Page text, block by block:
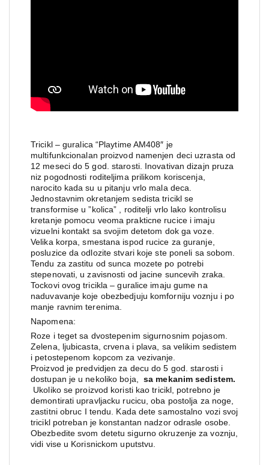
Tricikl – guralica “Playtime AM408″ je
multifunkcionalan proizvod namenjen deci uzrasta od
12 meseci do 5 god. starosti. Inovativan dizajn pruza
niz pogodnosti roditeljima prilikom koriscenja,
narocito kada su u pitanju vrlo mala deca.
Jednostavnim okretanjem sedista tricikl se
transformise u ”kolica” , roditelji vrlo lako kontrolisu
kretanje pomocu veoma prakticne rucice i imaju
vizuelni kontakt sa svojim detetom dok ga voze.
Velika korpa, smestana ispod rucice za guranje,
posluzice da odlozite stvari koje ste poneli sa sobom.
Tendu za zastitu od sunca mozete po potrebi
stepenovati, u zavisnosti od jacine suncevih zraka.
Tockovi ovog tricikla – guralice imaju gume na
naduvavanje koje obezbedjuju komforniju voznju i po
manje ravnim terenima.
Napomena:
Roze i teget sa dvostepenim sigurnosnim pojasom.
Zelena, ljubicasta, crvena i plava, sa velikim sedistem
i petostepenom kopcom za vezivanje.
Proizvod je predvidjen za decu do 5 god. starosti i
dostupan je u nekoliko boja,sa mekanim sedistem.
Ukoliko se proizvod koristi kao tricikl, potrebno je
demontirati upravljacku rucicu, oba postolja za noge,
zastitni obruc I tendu. Kada dete samostalno vozi svoj
tricikl potreban je konstantan nadzor odrasle osobe.
Obezbedite svom detetu sigurno okruzenje za voznju,
vidi vise u Korisnickom uputstvu.